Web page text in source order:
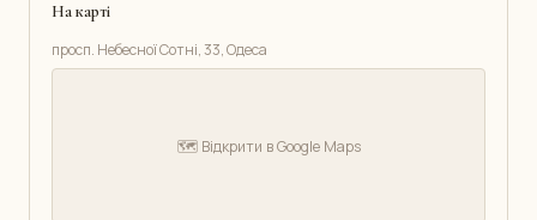
На карті
просп. Небесної Сотні, 33, Одеса
🗺️ Відкрити в Google Maps